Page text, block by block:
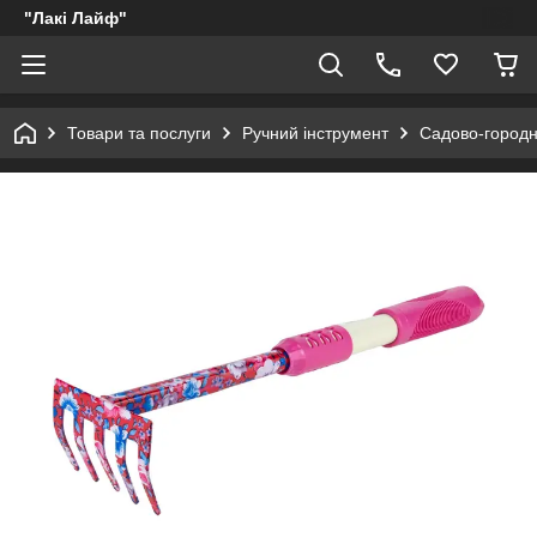
"Лакі Лайф"
Товари та послуги Ручний інструмент Садово-